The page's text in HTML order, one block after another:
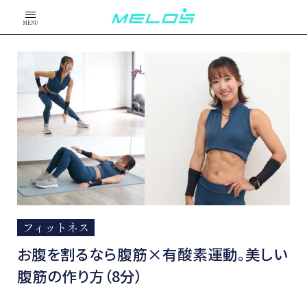
MENU
フィットネス
お腹を割るなら腹筋×有酸素運動。美しい
腹筋の作り方（8分）